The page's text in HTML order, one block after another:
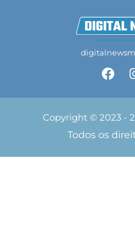
Copyright © 2023 -
Todos os